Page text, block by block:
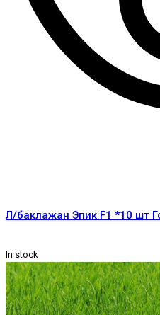
Л/баклажан Эпик F1 *10 шт
In stock